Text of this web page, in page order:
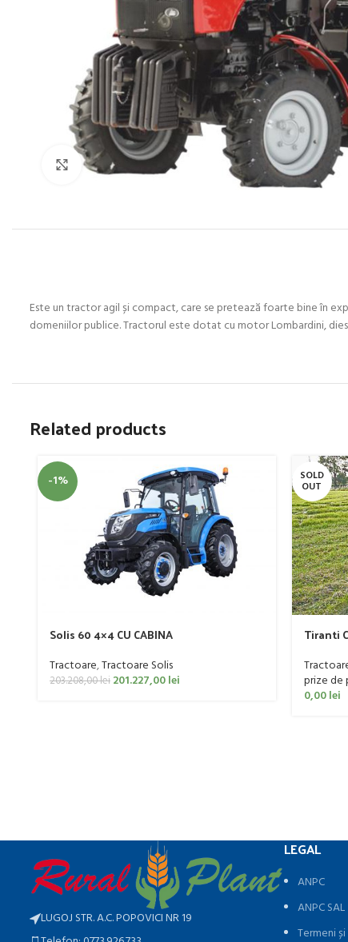
Click to enlarge
Este un tractor agil și compact, care se pretează foarte bine în
domeniilor publice. Tractorul este dotat cu motor Lombardini,
Related products
-1%
Solis 60 4×4 CU CABINA
Tractoare,Tractoare Solis
203.208,00lei 201.227,00lei
SOLD
OUT
Tiranti
prize de
0,00lei
LUGOJ STR. A.C. POPOVICI NR 19
LEGAL
ANPC
ANPC SAL
Termeni